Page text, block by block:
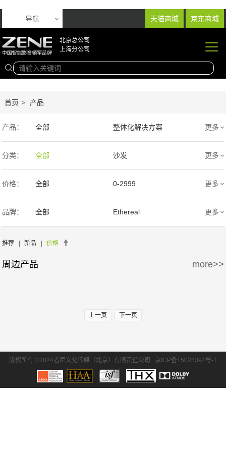
天猫商城 京东商城
导航
北京总公司
上海分公司
首页 > 产品
产品： 全部 整体化解决方案
音响产品 投影产品
专业扩声音箱 幕布产品
声学产品 智能产品
周边产品
更多
分类： 全部 沙发 更多
价格： 全部 0-2999
3000-9999 1万-5万
5万-15万
30万-50万
更多
品牌： 全部 Ethereal
氧空间
Zthester
更多
推荐 | 新品 | 价格
周边产品 more>>
上一页 下一页
版权所有 ©2024者尼文化传媒（北京）有限责任公司 京ICP备15028394号-1